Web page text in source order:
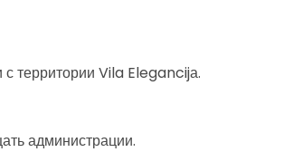
территории Vila Elegancijа.
администрации.